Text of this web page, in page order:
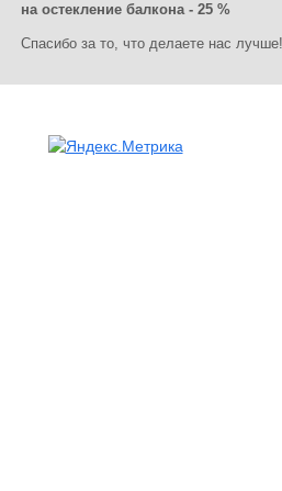
на остекление балкона - 25 %
Спасибо за то, что делаете нас лучше!